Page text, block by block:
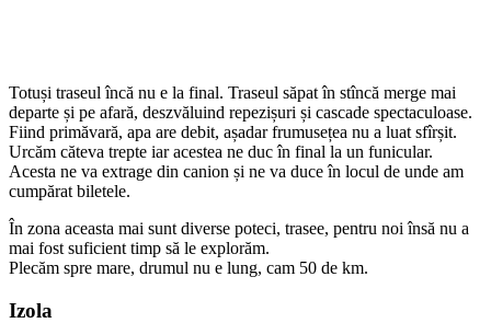
Totuși traseul încă nu e la final. Traseul săpat în stîncă merge mai
departe și pe afară, deszvăluind repezișuri și cascade spectaculoase.
Fiind primăvară, apa are debit, așadar frumusețea nu a luat sfîrșit.
Urcăm căteva trepte iar acestea ne duc în final la un funicular.
Acesta ne va extrage din canion și ne va duce în locul de unde am
cumpărat biletele.
În zona aceasta mai sunt diverse poteci, trasee, pentru noi însă nu a
mai fost suficient timp să le explorăm.
Plecăm spre mare, drumul nu e lung, cam 50 de km.
Izola